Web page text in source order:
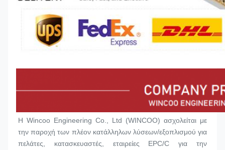
Η Wincoo Engineering Co., Ltd (WINCOO) ασχολείται με
την παροχή των πλέον κατάλληλων λύσεων/εξοπλισμού για
πελάτες, κατασκευαστές, εταιρείες EPC/C για την